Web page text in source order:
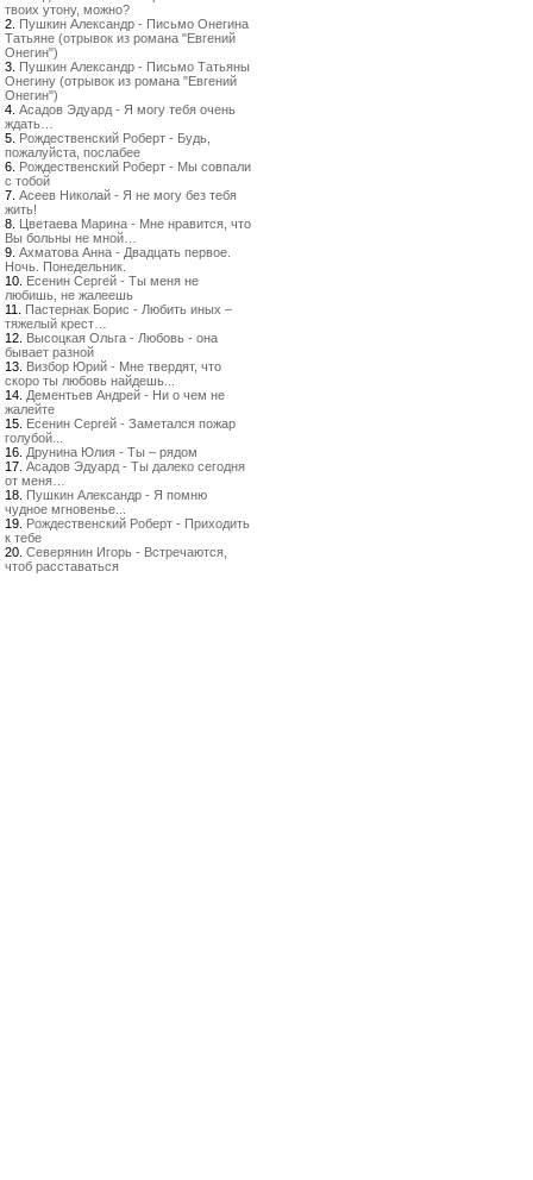
твоих утону, можно?
2. Пушкин Александр - Письмо Онегина
Татьяне (отрывок из романа "Евгений
Онегин")
3. Пушкин Александр - Письмо Татьяны
Онегину (отрывок из романа "Евгений
Онегин")
4. Асадов Эдуард - Я могу тебя очень
ждать…
5. Рождественский Роберт - Будь,
пожалуйста, послабее
6. Рождественский Роберт - Мы совпали
с тобой
7. Асеев Николай - Я не могу без тебя
жить!
8. Цветаева Марина - Мне нравится, что
Вы больны не мной…
9. Ахматова Анна - Двадцать первое.
Ночь. Понедельник.
10. Есенин Сергей - Ты меня не
любишь, не жалеешь
11. Пастернак Борис - Любить иных –
тяжелый крест…
12. Высоцкая Ольга - Любовь - она
бывает разной
13. Визбор Юрий - Мне твердят, что
скоро ты любовь найдешь...
14. Дементьев Андрей - Ни о чем не
жалейте
15. Есенин Сергей - Заметался пожар
голубой...
16. Друнина Юлия - Ты – рядом
17. Асадов Эдуард - Ты далеко сегодня
от меня…
18. Пушкин Александр - Я помню
чудное мгновенье...
19. Рождественский Роберт - Приходить
к тебе
20. Северянин Игорь - Встречаются,
чтоб расставаться